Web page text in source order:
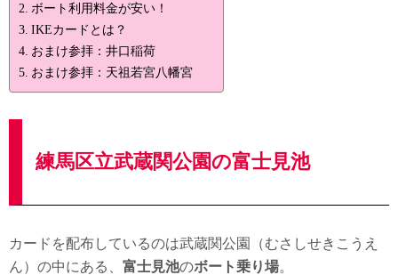
ボート利用料金が安い！
IKEカードとは？
おまけ参拝：井口稲荷
おまけ参拝：天祖若宮八幡宮
練馬区立武蔵関公園の富士見池
カードを配布しているのは武蔵関公園（むさしせきこうえ
ん）の中にある、 富士見池のボート乗り場。